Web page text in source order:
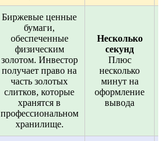
Биржевые ценные
бумаги,
обеспеченные
физическим
золотом. Инвестор
получает право на
часть золотых
слитков, которые
хранятся в
профессиональном
хранилище.
Несколько
секунд
Плюс
несколько
минут на
оформление
вывода